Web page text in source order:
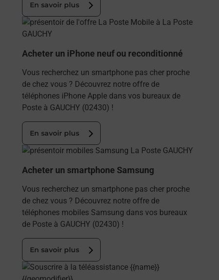
En savoir plus
En savoir plus
Acheter un iPhone neuf ou reconditionné
Vous recherchez un smartphone pas cher proche
de chez vous ? Découvrez notre offre de
téléphones iPhone Apple dans vos bureaux de
Poste à GAUCHY (02430) !
En savoir plus
En savoir plus
Acheter un smartphone Samsung
Vous recherchez un smartphone pas cher proche
de chez vous ? Découvrez notre offre de
téléphones mobiles Samsung dans vos bureaux
de Poste à GAUCHY (02430) !
En savoir plus
En savoir plus